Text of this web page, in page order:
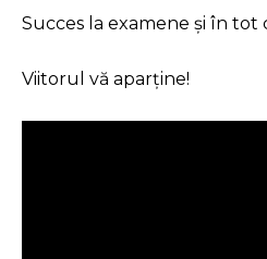
Succes la examene și în tot
Viitorul vă aparține!